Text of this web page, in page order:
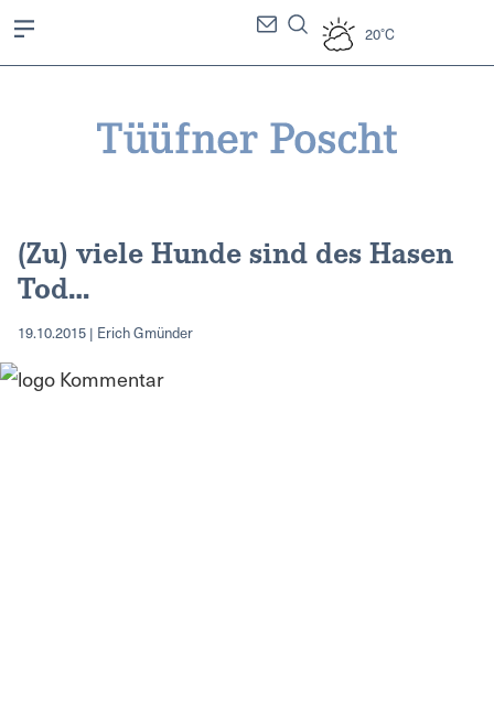
20°C
(Zu) viele Hunde sind des Hasen
Tod…
19.10.2015 | Erich Gmünder